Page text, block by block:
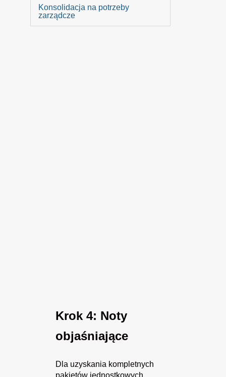
Konsolidacja na potrzeby
zarządcze
Krok 4: Noty
objaśniające
Dla uzyskania kompletnych
pakietów jednostkowych